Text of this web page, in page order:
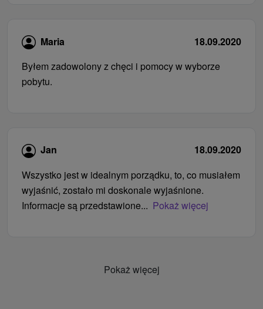
Maria
18.09.2020
Byłem zadowolony z chęci i pomocy w wyborze
pobytu.
Jan
18.09.2020
Wszystko jest w idealnym porządku, to, co musiałem
wyjaśnić, zostało mi doskonale wyjaśnione.
Informacje są przedstawione... Pokaż więcej
Pokaż więcej